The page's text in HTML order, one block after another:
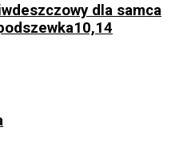
dla samca